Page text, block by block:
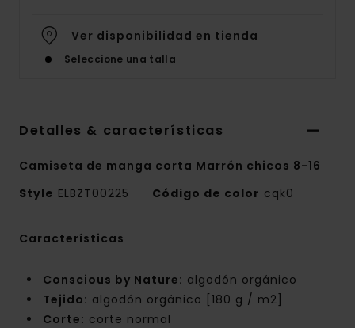
Ver disponibilidad en tienda
Seleccione una talla
Detalles & características
Camiseta de manga corta Marrón chicos 8-16
Style ELBZT00225 Código de color cqk0
Características
Conscious by Nature: algodón orgánico
Tejido: algodón orgánico [180 g / m2]
Corte: corte normal